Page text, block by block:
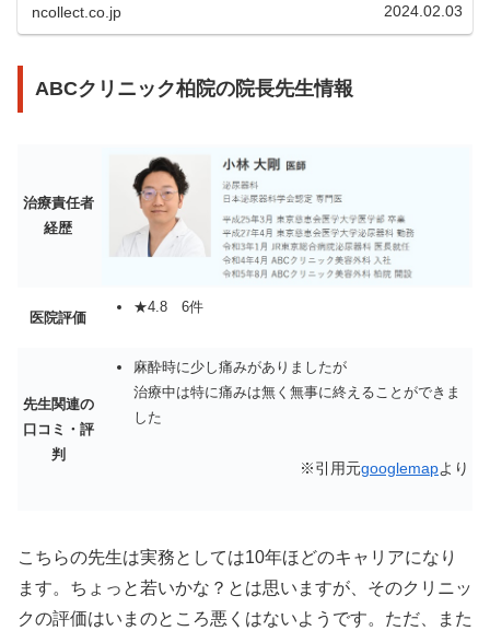
ncollect.co.jp 2024.02.03
ABCクリニック柏院の院長先生情報
治療責任者
経歴
医院評価
★4.8 6件
先生関連の
口コミ・評
判
麻酔時に少し痛みがありましたが
治療中は特に痛みは無く無事に終えることができま
した
※引用元googlemapより
こちらの先生は実務としては10年ほどのキャリアになり
ます。ちょっと若いかな？とは思いますが、そのクリニッ
クの評価はいまのところ悪くはないようです。ただ、また